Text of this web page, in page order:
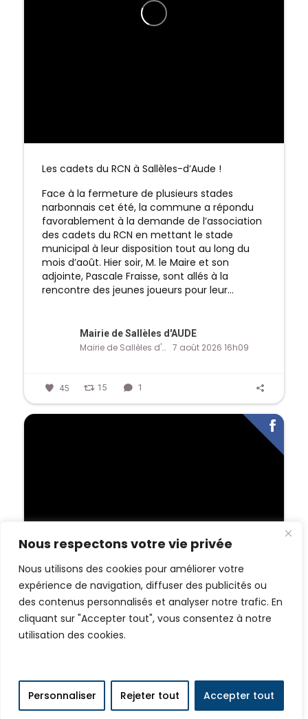
Nous respectons votre vie privée
Nous utilisons des cookies pour améliorer votre
expérience de navigation, diffuser des publicités ou
des contenus personnalisés et analyser notre trafic. En
cliquant sur "Accepter tout", vous consentez à notre
utilisation des cookies.
Personnaliser Rejeter tout Accepter tout
Les cadets du RCN à Sallèles-d’Aude !
Face à la fermeture de plusieurs stades
narbonnais cet été, la commune a répondu
favorablement à la demande de l’association
des cadets du RCN en mettant le stade
municipal à leur disposition tout au long du
mois d’août. Hier soir, M. le Maire et son
adjointe, Pascale Fraisse, sont allés à la
rencontre des jeunes joueurs pour leur...
Mairie de Sallèles d'AUDE
Mairie de Sallèles d'AUDE 7 août 2026 16h09
45 15 1